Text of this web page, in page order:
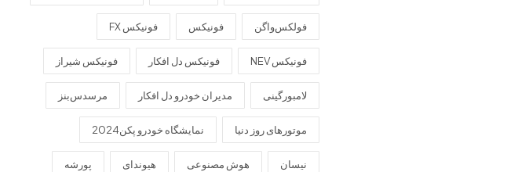
فولکس‌واگن فونیکس فونیکس FX
فونیکس NEV فونیکس دل افکار فونیکس شیراز
لامبورگینی مدیران خودرو دل افکار مرسدس‌بنز
موتورهای روز دنیا نمایشگاه خودرو پکن2024
نیسان هوش مصنوعی هیوندای پورشه